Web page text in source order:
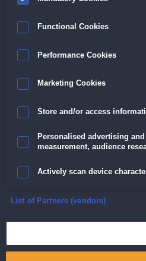
Functional Cookies
Performance Cookies
Marketing Cookies
Store and/or access
Personalised advertising
measurement, audience
Actively scan device
Ensure security, prevent
List of Partners (vendors)